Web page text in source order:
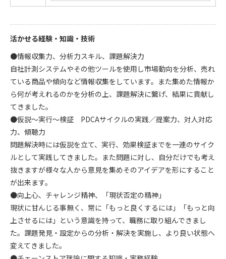
活かせる経験・知識・技術
●情報収集力、分析力スキル、課題解決力
自社計測システムやその他ツールを使用し市場動向を分析、売れ
ている商品や傾向など情報収集をしています。また集めた情報か
ら何が考えれるのかを分析の上、課題解決に繋げ、結果に貢献し
てきました。
●仮説～実行～検証 PDCAサイクルの実践／提案力、対人対応
力、傾聴力
問題解決時には仮説を立て、実行、効果検証までを一連のサイク
ルとして実践してきました。また問題に対し、自分だけでも考え
抜きますが様々な人から意見を集めそのアイデアを形にすること
が出来ます。
●向上心、チャレンジ精神、「現状否定の精神」
現状に甘んじる事無く、常に「もっと良くするには」「もっと向
上させるには」という意識を持って、職務に取り組んできまし
た。課題発見・設定からの分析・解決を実施し、より良い状態へ
変えてきました。